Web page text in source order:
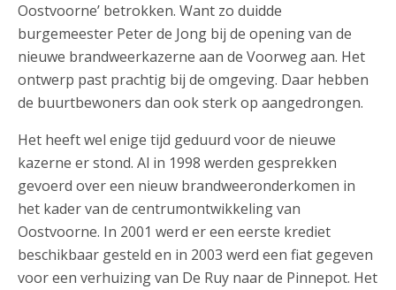
Oostvoorne’ betrokken. Want zo duidde
burgemeester Peter de Jong bij de opening van de
nieuwe brandweerkazerne aan de Voorweg aan. Het
ontwerp past prachtig bij de omgeving. Daar hebben
de buurtbewoners dan ook sterk op aangedrongen.
Het heeft wel enige tijd geduurd voor de nieuwe
kazerne er stond. Al in 1998 werden gesprekken
gevoerd over een nieuw brandweeronderkomen in
het kader van de centrumontwikkeling van
Oostvoorne. In 2001 werd er een eerste krediet
beschikbaar gesteld en in 2003 werd een fiat gegeven
voor een verhuizing van De Ruy naar de Pinnepot. Het